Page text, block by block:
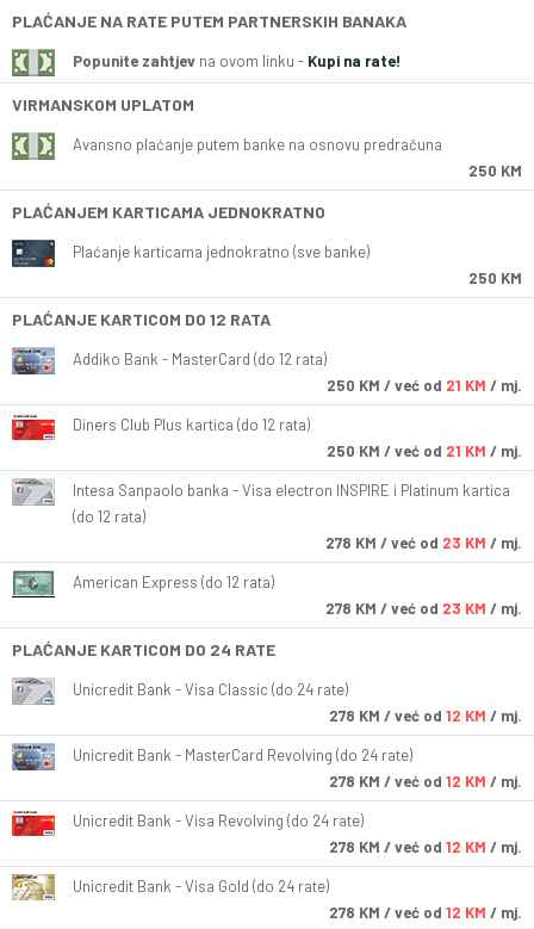
PLAĆANJE NA RATE PUTEM PARTNERSKIH BANAKA
Popunite zahtjev na ovom linku - Kupi na rate!
VIRMANSKOM UPLATOM
Avansno plaćanje putem banke na osnovu predračuna
250 KM
PLAĆANJEM KARTICAMA JEDNOKRATNO
Plaćanje karticama jednokratno (sve banke)
250 KM
PLAĆANJE KARTICOM DO 12 RATA
Addiko Bank - MasterCard (do 12 rata)
250 KM / već od 21 KM / mj.
Diners Club Plus kartica (do 12 rata)
250 KM / već od 21 KM / mj.
Intesa Sanpaolo banka - Visa electron INSPIRE i Platinum kartica
(do 12 rata)
278 KM / već od 23 KM / mj.
American Express (do 12 rata)
278 KM / već od 23 KM / mj.
PLAĆANJE KARTICOM DO 24 RATE
Unicredit Bank - Visa Classic (do 24 rate)
278 KM / već od 12 KM / mj.
Unicredit Bank - MasterCard Revolving (do 24 rate)
278 KM / već od 12 KM / mj.
Unicredit Bank - Visa Revolving (do 24 rate)
278 KM / već od 12 KM / mj.
Unicredit Bank - Visa Gold (do 24 rate)
278 KM / već od 12 KM / mj.